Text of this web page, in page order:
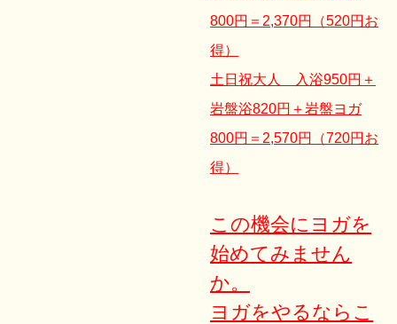
800円＝2,370円（520円お
得）
土日祝大人 入浴950円＋
岩盤浴820円＋岩盤ヨガ
800円＝2,570円（720円お
得）
この機会にヨガを
始めてみません
か。
ヨガをやるならこ